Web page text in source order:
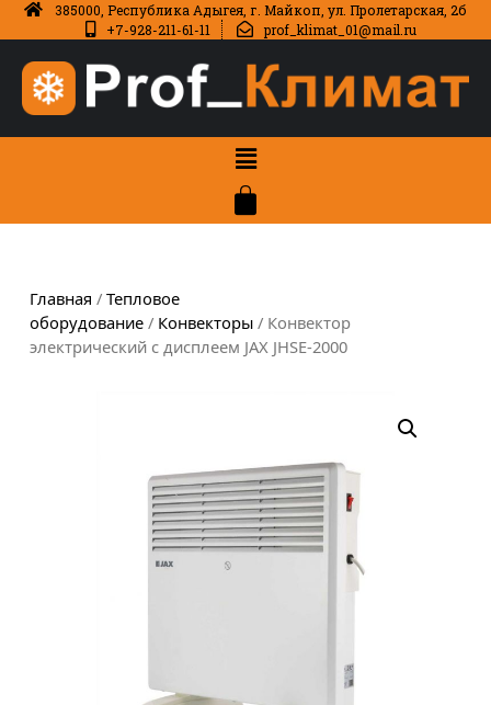
385000, Республика Адыгея, г. Майкоп, ул. Пролетарская, 2б
+7-928-211-61-11
prof_klimat_01@mail.ru
Главная / Тепловое
оборудование / Конвекторы / Конвектор
электрический с дисплеем JAX JHSE-2000